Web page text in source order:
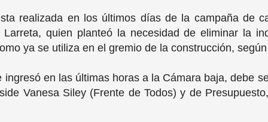
realizada en los últimos días de la campaña de
quien planteó la necesidad de eliminar la
ya se utiliza en el gremio de la construcción,
en las últimas horas a la Cámara baja, debe
Vanesa Siley (Frente de Todos) y de